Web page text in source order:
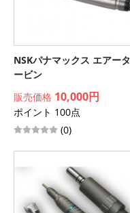
NSKパナマックス エアータ
ービン
販売価格 10,000円
ポイント 100点
(0)